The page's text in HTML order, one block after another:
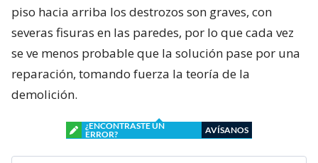
piso hacia arriba los destrozos son graves, con
severas fisuras en las paredes, por lo que cada vez
se ve menos probable que la solución pase por una
reparación, tomando fuerza la teoría de la
demolición.
¿ENCONTRASTE UN
ERROR?
AVÍSANOS